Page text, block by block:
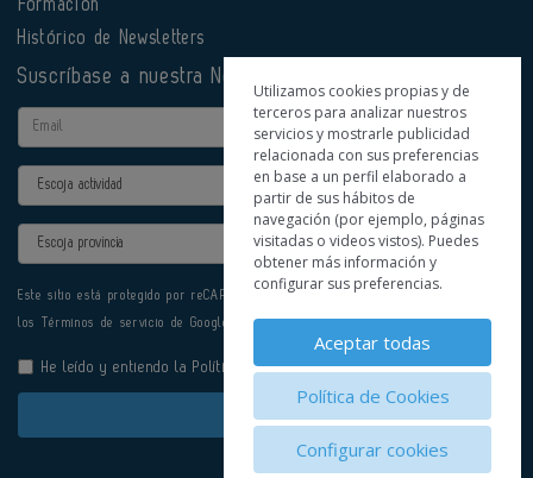
Formación
Histórico de Newsletters
Suscríbase a nuestra Newsletter
Email
Actividad
Provincia
Este sitio está protegido por reCAPTCHA y se aplican la
los Términos de servicio de Google.
He leído y entiendo la Política de Privacidad
Enviar
Utilizamos cookies propias y de
terceros para analizar nuestros
servicios y mostrarle publicidad
relacionada con sus preferencias
en base a un perfil elaborado a
partir de sus hábitos de
navegación (por ejemplo, páginas
visitadas o videos vistos). Puedes
obtener más información y
configurar sus preferencias.
Aceptar todas
Política de Cookies
Configurar cookies